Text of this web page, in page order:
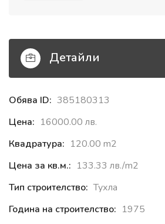
Детайли
Обява ID: 385180313
Цена: 16000.00 лв.
Квадратура: 120.00 m2
Цена за кв.м.: 133.33 лв./m2
Тип строителство: Тухла
Година на строителство: 1975